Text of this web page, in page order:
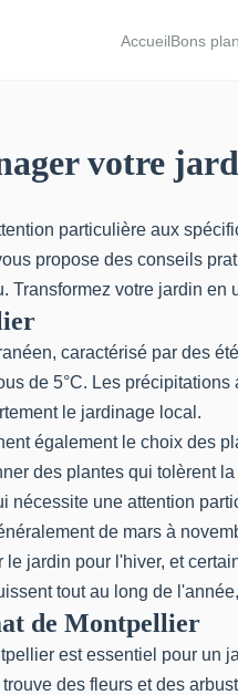
AccueilBons
votre
particulière aux
propose des conseils
votre jardin en
caractérisé par des
de 5°C. Les
le jardinage local.
également le choix des
des plantes qui tolèrent
une attention
de mars à
jardin pour l'hiver, et
tout au long de
de Montpellier
est essentiel pour un
des fleurs et des